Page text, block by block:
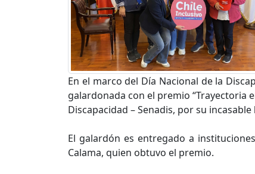
En el marco del Día Nacional de la
galardonada con el premio “Trayectoria
Discapacidad – Senadis, por su
El galardón es entregado a
Calama, quien obtuvo el premio.